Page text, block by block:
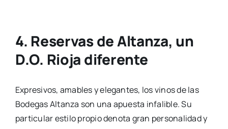
4. Reservas de Altanza, un
D.O. Rioja diferente
Expresivos, amables y elegantes, los vinos de las
Bodegas Altanza son una apuesta infalible. Su
particular estilo propio denota gran personalidad y